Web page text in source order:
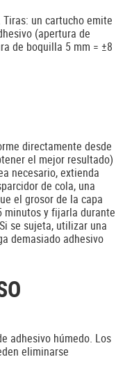
un cartucho emite
(apertura de
de boquilla 5 mm = ±8
directamente desde
el mejor resultado)
necesario, extienda
de cola, una
el grosor de la capa
minutos y fijarla durante
se sujeta, utilizar una
demasiado adhesivo
adhesivo húmedo. Los
eliminarse